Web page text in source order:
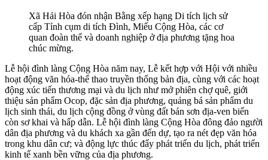
Xã Hải Hòa đón nhận Bằng xếp hạng Di tích lịch sử
cấp Tỉnh cụm di tích Đình, Miếu Cộng Hòa, các cơ
quan đoàn thể và doanh nghiệp ở địa phương tặng hoa
chúc mừng.
Lễ hội đình làng Cộng Hòa năm nay, Lễ kết hợp với Hội với nhiều
hoạt động văn hóa-thể thao truyền thống bản địa, cùng với các hoạt
động xúc tiến thương mại và du lịch như mở phiên chợ quê, giới
thiệu sản phẩm Ocop, đặc sản địa phương, quảng bá sản phẩm du
lịch sinh thái, du lịch cộng đồng ở vùng đất bán sơn địa-ven biển
còn sơ khai và hấp dẫn. Lễ hội đình làng Cộng Hòa đông đảo người
dân địa phương và du khách xa gần đến dự, tạo ra nét đẹp văn hóa
trong khu dân cư; và động lực thúc đẩy phát triển du lịch, phát triển
kinh tế xanh bền vững của địa phương.